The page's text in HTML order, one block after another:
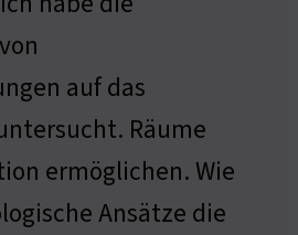
auf das
Räume
ermöglichen. Wie
Ansätze die